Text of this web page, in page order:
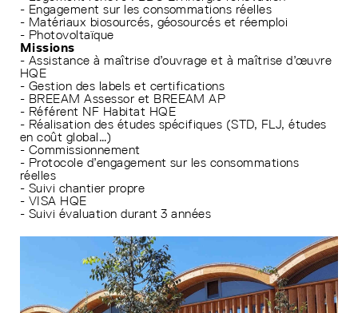
- Engagement sur les consommations réelles
- Matériaux biosourcés, géosourcés et réemploi
- Photovoltaïque
Missions
- Assistance à maîtrise d’ouvrage et à maîtrise d’œuvre
HQE
- Gestion des labels et certifications
- BREEAM Assessor et BREEAM AP
- Référent NF Habitat HQE
- Réalisation des études spécifiques (STD, FLJ, études
en coût global…)
- Commissionnement
- Protocole d’engagement sur les consommations
réelles
- Suivi chantier propre
- VISA HQE
- Suivi évaluation durant 3 années